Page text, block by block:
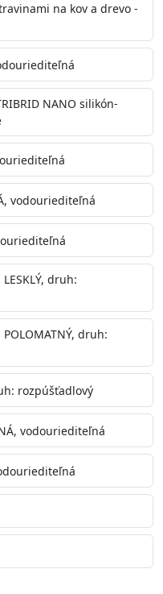
medzi 5°C až
na kov a drevo -
NANO silikón-
vodouriediteľná
druh:
druh:
rozpúšťadlový
vodouriediteľná